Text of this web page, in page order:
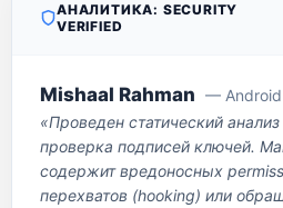
АНАЛИТИКА: SECURITY
VERIFIED
Mishaal Rahman — Android
«Проведен статический
проверка подписей ключей.
содержит вредоносных
перехватов (hooking) или